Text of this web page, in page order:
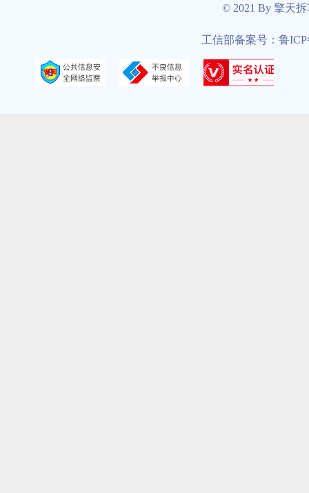
© 2021 By 擎天
工信部备案号：鲁